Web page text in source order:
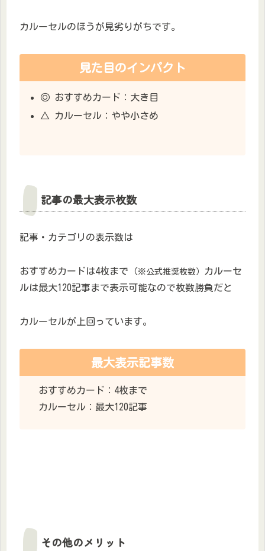
カルーセルのほうが見劣りがちです。
見た目のインパクト
◎ おすすめカード：大き目
△ カルーセル：やや小さめ
記事の最大表示枚数
記事・カテゴリの表示数は
おすすめカードは4枚まで（※公式推奨枚数）
カルーセ
ルは最大120記事まで表示可能なので枚数勝負だと
カルーセルが上回っています。
最大表示記事数
おすすめカード：4枚まで
カルーセル：最大120記事
その他のメリット